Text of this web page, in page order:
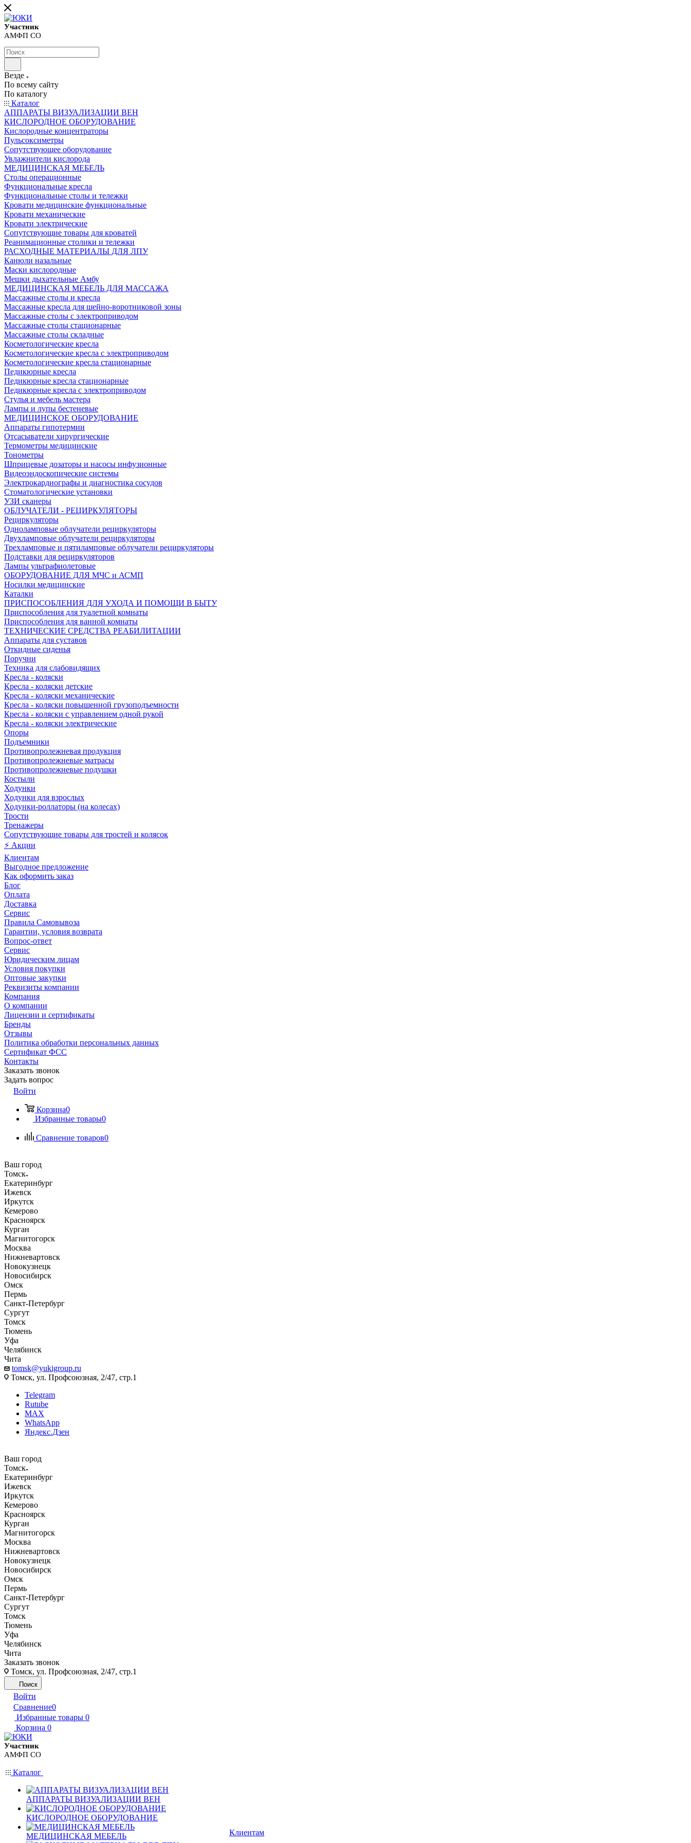
Участник
АМФП СО
Везде
По всему сайту
По каталогу
Каталог
АППАРАТЫ ВИЗУАЛИЗАЦИИ ВЕН
КИСЛОРОДНОЕ ОБОРУДОВАНИЕ
Кислородные концентраторы
Пульсоксиметры
Сопутствующее оборудование
Увлажнители кислорода
МЕДИЦИНСКАЯ МЕБЕЛЬ
Столы операционные
Функциональные кресла
Функциональные столы и тележки
Кровати медицинские функциональные
Кровати механические
Кровати электрические
Сопутствующие товары для кроватей
Реанимационные столики и тележки
РАСХОДНЫЕ МАТЕРИАЛЫ ДЛЯ ЛПУ
Канюли назальные
Маски кислородные
Мешки дыхательные Амбу
МЕДИЦИНСКАЯ МЕБЕЛЬ ДЛЯ МАССАЖА
Массажные столы и кресла
Массажные кресла для шейно-воротниковой зоны
Массажные столы с электроприводом
Массажные столы стационарные
Массажные столы складные
Косметологические кресла
Косметологические кресла с электроприводом
Косметологические кресла стационарные
Педикюрные кресла
Педикюрные кресла стационарные
Педикюрные кресла с электроприводом
Стулья и мебель мастера
Лампы и лупы бестеневые
МЕДИЦИНСКОЕ ОБОРУДОВАНИЕ
Аппараты гипотермии
Отсасыватели хирургические
Термометры медицинские
Тонометры
Шприцевые дозаторы и насосы инфузионные
Видеоэндоскопические системы
Электрокардиографы и диагностика сосудов
Стоматологические установки
УЗИ сканеры
ОБЛУЧАТЕЛИ - РЕЦИРКУЛЯТОРЫ
Рециркуляторы
Одноламповые облучатели рециркуляторы
Двухламповые облучатели рециркуляторы
Трехламповые и пятиламповые облучатели рециркуляторы
Подставки для рециркуляторов
Лампы ультрафиолетовые
ОБОРУДОВАНИЕ ДЛЯ МЧС и АСМП
Носилки медицинские
Каталки
ПРИСПОСОБЛЕНИЯ ДЛЯ УХОДА И ПОМОЩИ В БЫТУ
Приспособления для туалетной комнаты
Приспособления для ванной комнаты
ТЕХНИЧЕСКИЕ СРЕДСТВА РЕАБИЛИТАЦИИ
Аппараты для суставов
Откидные сиденья
Поручни
Техника для слабовидящих
Кресла - коляски
Кресла - коляски детские
Кресла - коляски механические
Кресла - коляски повышенной грузоподъемности
Кресла - коляски с управлением одной рукой
Кресла - коляски электрические
Опоры
Подъемники
Противопролежневая продукция
Противопролежневые матрасы
Противопролежневые подушки
Костыли
Ходунки
Ходунки для взрослых
Ходунки-роллаторы (на колесах)
Трости
Тренажеры
Сопутствующие товары для тростей и колясок
⚡ Акции
Клиентам
Выгодное предложение
Как оформить заказ
Блог
Оплата
Доставка
Сервис
Правила Самовывоза
Гарантии, условия возврата
Вопрос-ответ
Сервис
Юридическим лицам
Условия покупки
Оптовые закупки
Реквизиты компании
Компания
О компании
Лицензии и сертификаты
Бренды
Отзывы
Политика обработки персональных данных
Сертификат ФСС
Контакты
Заказать звонок
Задать вопрос
Войти
Корзина0
Избранные товары0
Сравнение товаров0
Ваш город
Томск
Екатеринбург
Ижевск
Иркутск
Кемерово
Красноярск
Курган
Магнитогорск
Москва
Нижневартовск
Новокузнецк
Новосибирск
Омск
Пермь
Санкт-Петербург
Сургут
Томск
Тюмень
Уфа
Челябинск
Чита
tomsk@yukigroup.ru
Томск, ул. Профсоюзная, 2/47, стр.1
Telegram
Rutube
MAX
WhatsApp
Яндекс.Дзен
Ваш город
Томск
Екатеринбург
Ижевск
Иркутск
Кемерово
Красноярск
Курган
Магнитогорск
Москва
Нижневартовск
Новокузнецк
Новосибирск
Омск
Пермь
Санкт-Петербург
Сургут
Томск
Тюмень
Уфа
Челябинск
Чита
Заказать звонок
Томск, ул. Профсоюзная, 2/47, стр.1
Поиск
Войти
Сравнение0
Избранные товары 0
Корзина 0
Участник
АМФП СО
Каталог
АППАРАТЫ ВИЗУАЛИЗАЦИИ ВЕН
КИСЛОРОДНОЕ ОБОРУДОВАНИЕ
МЕДИЦИНСКАЯ МЕБЕЛЬ Клиентам